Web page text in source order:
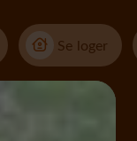
Se loger